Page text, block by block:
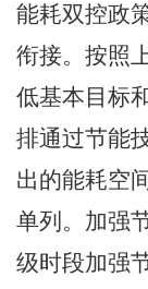
能耗双控政
衔接。按照
低基本目标
排通过节能
出的能耗空
单列。加强
级时段加强